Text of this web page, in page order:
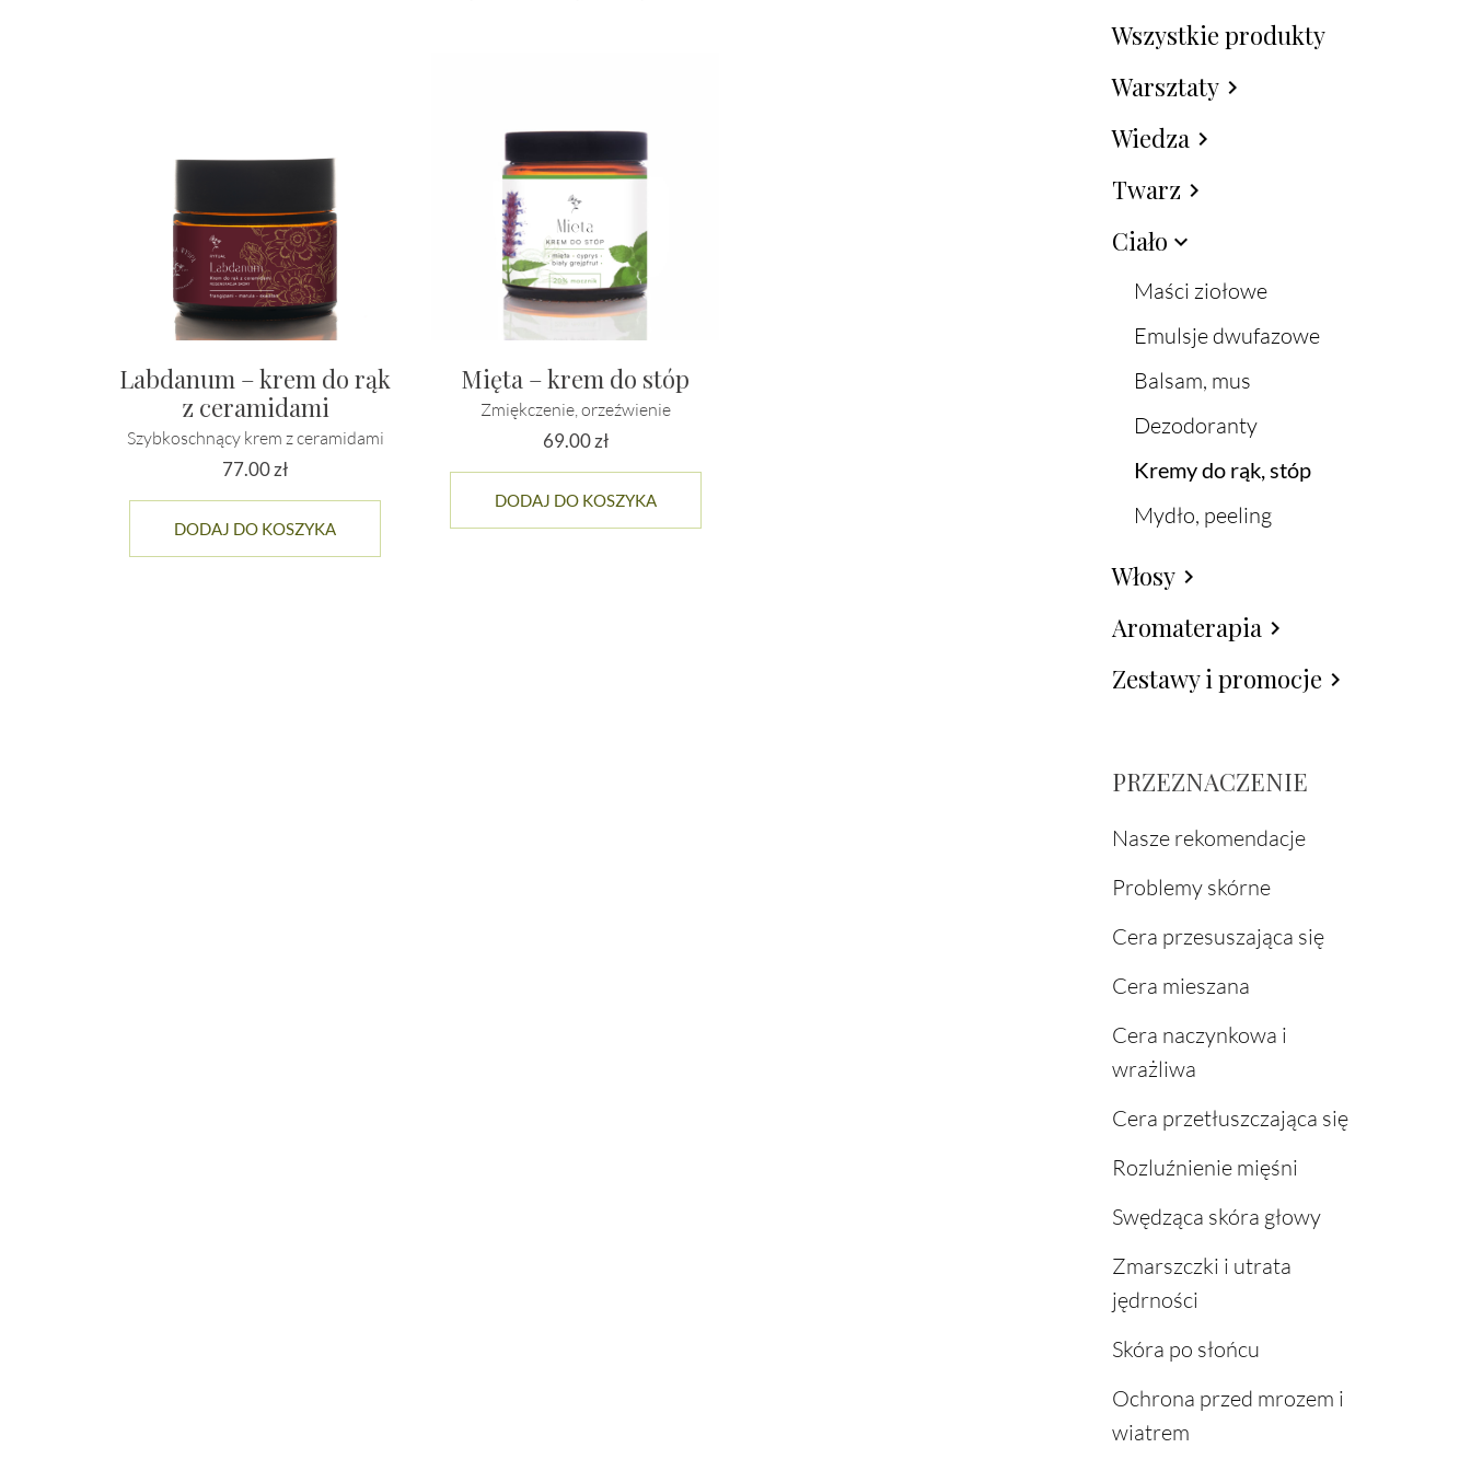
Labdanum – krem do rąk
z ceramidami
Szybkoschnący krem z ceramidami
77.00zł
DODAJ DO KOSZYKA
Mięta – krem do stóp
Zmiękczenie, orzeźwienie
69.00zł
DODAJ DO KOSZYKA
Wszystkie produkty
Warsztatychevron_right
Wiedza chevron_right
Twarzchevron_right
Ciało expand_more
Maści ziołowe
Emulsje dwufazowe
Balsam, mus
Dezodoranty
Kremy do rąk, stóp
Mydło, peeling
Włosychevron_right
Aromaterapia chevron_right
Zestawy i promocje chevron_right
PRZEZNACZENIE
Nasze rekomendacje
Problemy skórne
Cera przesuszająca się
Cera mieszana
Cera naczynkowa i
wrażliwa
Cera przetłuszczająca się
Rozluźnienie mięśni
Swędząca skóra głowy
Zmarszczki i utrata
jędrności
Skóra po słońcu
Ochrona przed mrozem i
wiatrem